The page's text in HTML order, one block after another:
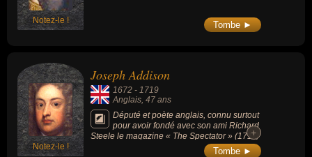
Notez-le ! Tombe ►
Notez-le !
Joseph Addison
1672 - 1719
Anglais, 47 ans
Député et poète anglais, connu surtout
pour avoir fondé avec son ami Richard
Steele le magazine « The Spectator » (1711)
+
+
Tombe ►